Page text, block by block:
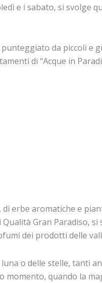
e i sabato, si svolge
da piccoli e
di “Acque in
erbe aromatiche e
Qualità Gran Paradiso,
dei prodotti delle
o delle stelle, tanti
momento, quando la